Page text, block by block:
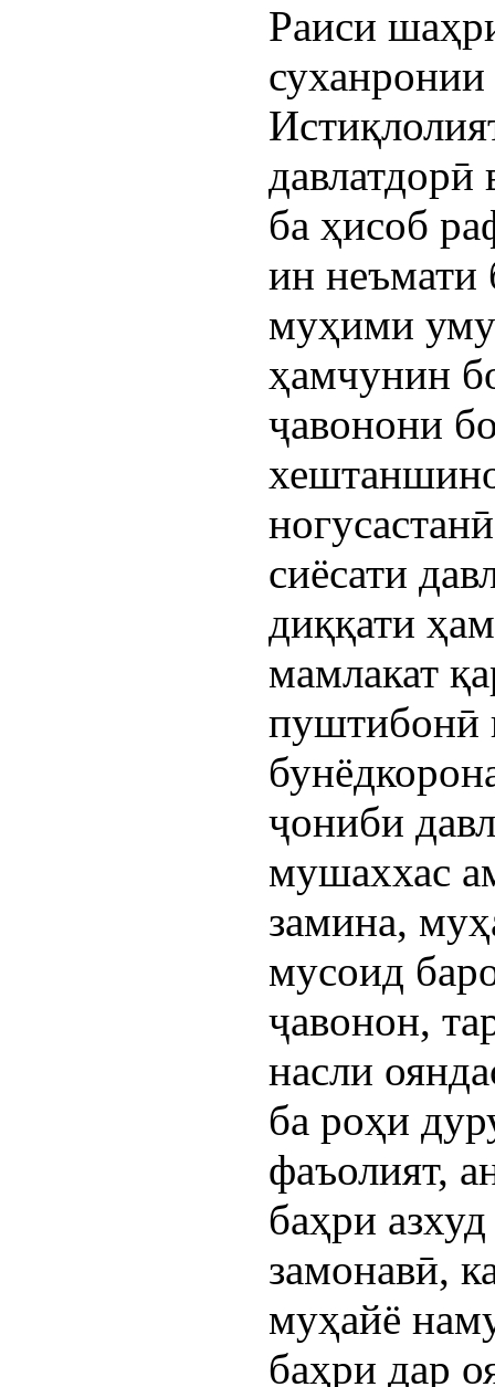
Раиси
давлатдорӣ
ба ҳисоб
ин неъмати
муҳими
ҳамчунин
ҷавонони
сиёсати
диққати
мамлакат
пуштибонӣ
ҷониби
мушаххас
замина,
мусоид
ҷавонон,
насли
ба роҳи
фаъолият,
баҳри
замонавӣ,
муҳайё
баҳри дар